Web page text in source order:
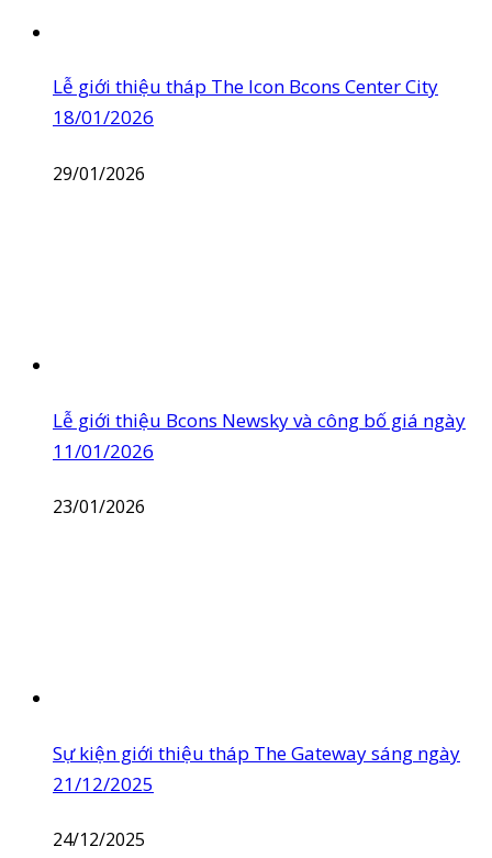
Lễ giới thiệu tháp The Icon Bcons Center City
18/01/2026
29/01/2026
Lễ giới thiệu Bcons Newsky và công bố giá ngày
11/01/2026
23/01/2026
Sự kiện giới thiệu tháp The Gateway sáng ngày
21/12/2025
24/12/2025